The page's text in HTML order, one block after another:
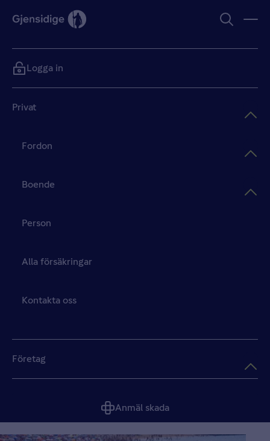
Privat
Fordon
Boende
Person
Alla försäkringar
Kontakta oss
Företag
Anmäl skada
Logga in